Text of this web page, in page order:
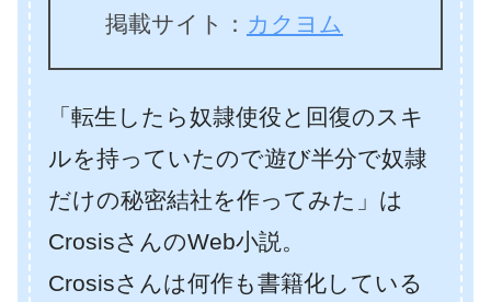
掲載サイト： カクヨム
「転生したら奴隷使役と回復のスキ
ルを持っていたので遊び半分で奴隷
だけの秘密結社を作ってみた」は
CrosisさんのWeb小説。
Crosisさんは何作も書籍化している